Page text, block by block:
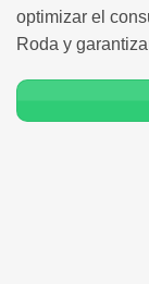
optimizar el
Roda y